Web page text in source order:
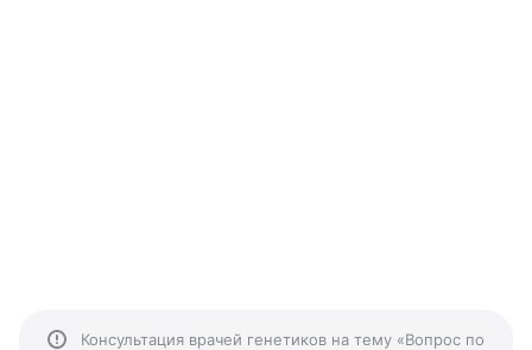
Консультация врачей генетиков на тему «Вопрос по